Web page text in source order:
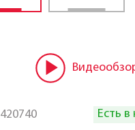
420740 Есть в